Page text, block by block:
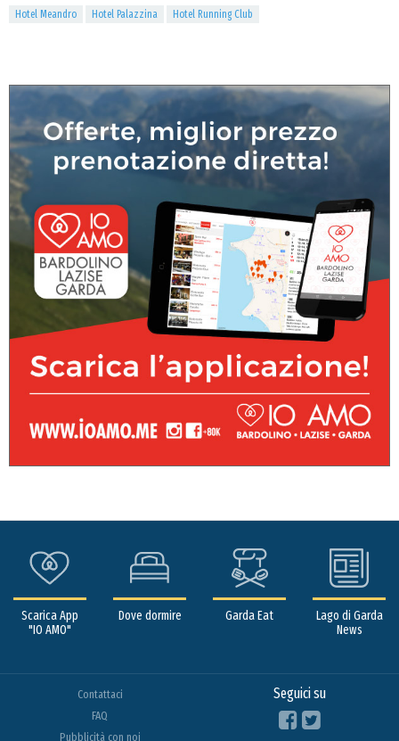
Hotel Meandro
Hotel Palazzina Hotel Running Club
Scarica App
"IO AMO"
Dove dormire Garda Eat
Lago di Garda
News
Contattaci
FAQ
Pubblicità con noi
Seguici su